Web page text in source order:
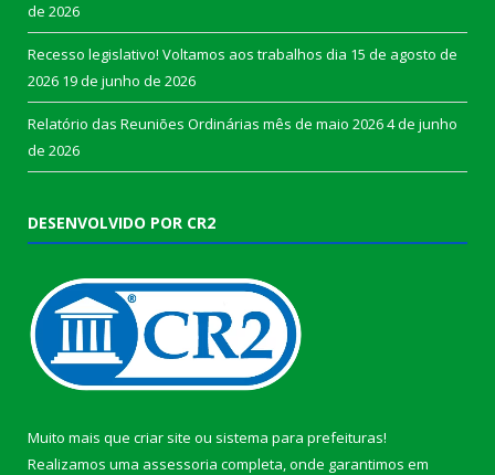
de 2026
Recesso legislativo! Voltamos aos trabalhos dia 15 de agosto de
2026 19 de junho de 2026
Relatório das Reuniões Ordinárias mês de maio 20264 de junho
de 2026
DESENVOLVIDO POR CR2
Muito mais que criar site ou sistema para prefeituras!
Realizamos uma assessoria completa, onde garantimos em